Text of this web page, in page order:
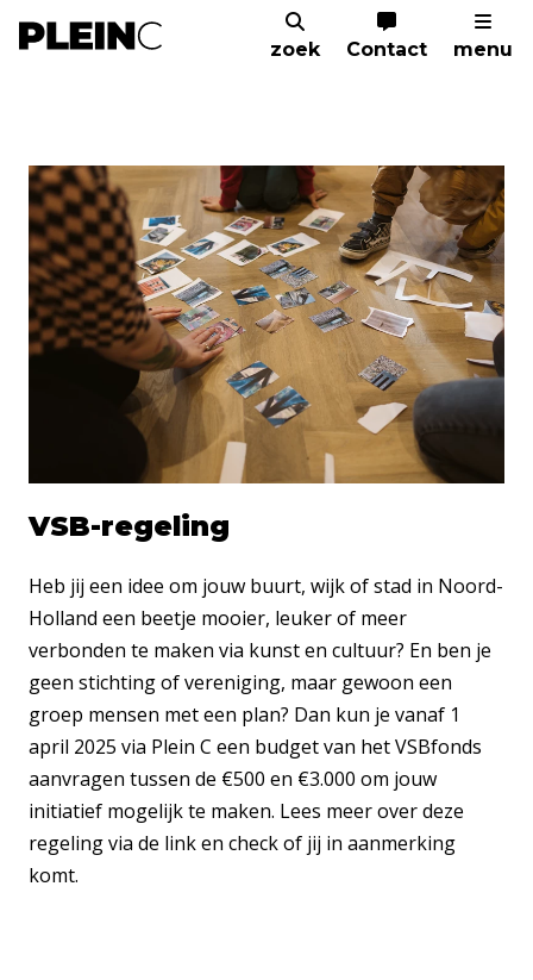
zoek Contact menu
Home Academie Publicaties Geld
VSB-regeling
Heb jij een idee om jouw buurt, wijk of stad in Noord-
Holland een beetje mooier, leuker of meer
verbonden te maken via kunst en cultuur? En ben je
geen stichting of vereniging, maar gewoon een
groep mensen met een plan? Dan kun je vanaf 1
april 2025 via Plein C een budget van het VSBfonds
aanvragen tussen de €500 en €3.000 om jouw
initiatief mogelijk te maken. Lees meer over deze
regeling via de link en check of jij in aanmerking
komt.